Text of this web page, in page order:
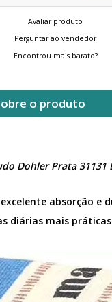
Avaliar produto
Perguntar ao vendedor
Encontrou mais barato?
o produto
Dohler Prata 31131
absorção e
diárias mais